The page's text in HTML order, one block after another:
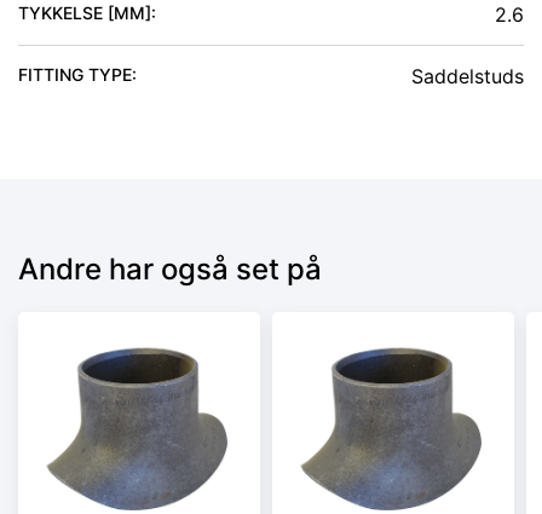
TYKKELSE [MM]: 2.6
FITTING TYPE: Saddelstuds
Andre har også set på